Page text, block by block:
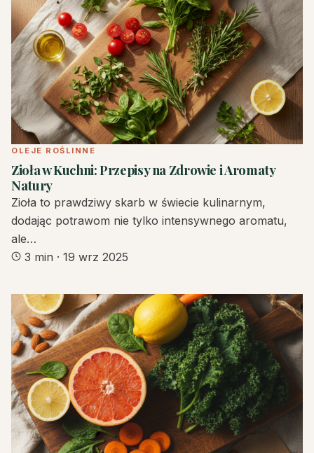
OLEJE ROŚLINNE
Zioła w Kuchni: Przepisy na Zdrowie i Aromaty
Natury
Zioła to prawdziwy skarb w świecie kulinarnym,
dodając potrawom nie tylko intensywnego aromatu,
ale…
3 min · 19 wrz 2025